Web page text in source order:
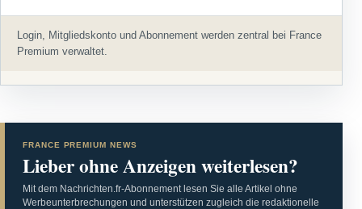
Login, Mitgliedskonto und Abonnement werden zentral bei France
Premium verwaltet.
FRANCE PREMIUM NEWS
Lieber ohne Anzeigen weiterlesen?
Mit dem Nachrichten.fr-Abonnement lesen Sie alle Artikel ohne
Werbeunterbrechungen und unterstützen zugleich die redaktionelle